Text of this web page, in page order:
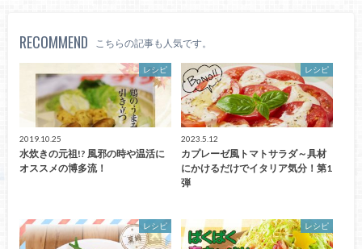
RECOMMEND こちらの記事も人気です。
レシピ
2019.10.25
水炊きの元祖!? 風邪の時や温活に
オススメの博多流！
レシピ
2023.5.12
カプレーゼ風トマトサラダ～具材
にかけるだけでイタリア気分！第1
弾
レシピ レシピ